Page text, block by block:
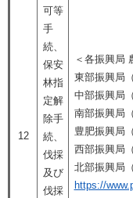
12
可等
手
続、
保安
林指
定解
除手
続、
伐採
及び
伐採
＜各振興局
東部振興局
中部振興局
南部振興局
豊肥振興局
西部振興局
北部振興局
https://